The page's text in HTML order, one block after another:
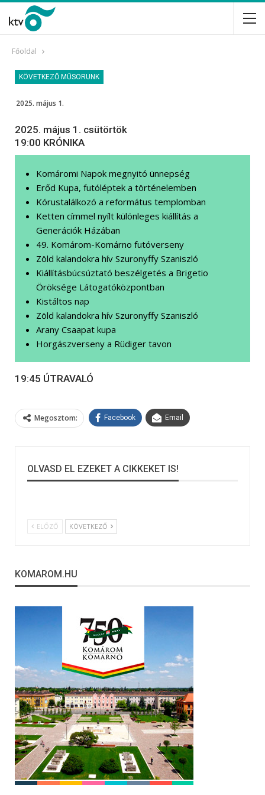
Főoldal
KÖVETKEZŐ MŰSORUNK
2025. május 1.
2025. május 1. csütörtök
19:00 KRÓNIKA
Komáromi Napok megnyitó ünnepség
Erőd Kupa, futóléptek a történelemben
Kórustalálkozó a református templomban
Ketten címmel nyílt különleges kiállítás a
Generációk Házában
49. Komárom-Komárno futóverseny
Zöld kalandokra hív Szuronyffy Szaniszló
Kiállításbúcsúztató beszélgetés a Brigetio
Öröksége Látogatóközpontban
Kistáltos nap
Zöld kalandokra hív Szuronyffy Szaniszló
Arany Csaapat kupa
Horgászverseny a Rüdiger tavon
19:45 ÚTRAVALÓ
Megosztom: Facebook Email
OLVASD EL EZEKET A CIKKEKET IS!
ELŐZŐ KÖVETKEZŐ
KOMAROM.HU